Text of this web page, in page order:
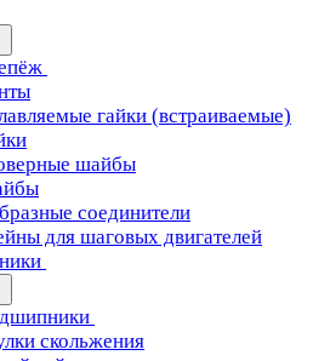
гайки (встраиваемые)
шайбы
соединители
для шаговых двигателей
скольжения